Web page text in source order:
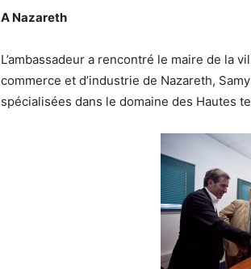
A Nazareth
L’ambassadeur a rencontré le maire de la
commerce et d’industrie de Nazareth,
spécialisées dans le domaine des Hautes